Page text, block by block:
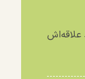
علاقه‌اش